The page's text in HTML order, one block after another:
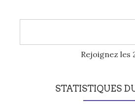
Rejoignez les
STATISTIQUES